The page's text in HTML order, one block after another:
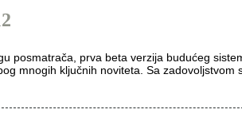
posmatrača, prva beta verzija budućeg
mnogih ključnih noviteta. Sa zadovoljstvom